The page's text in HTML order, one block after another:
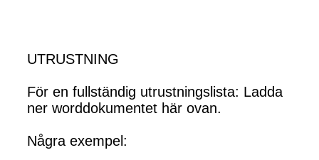
UTRUSTNING
För en fullständig utrustningslista: Ladda
ner worddokumentet här ovan.
Några exempel: